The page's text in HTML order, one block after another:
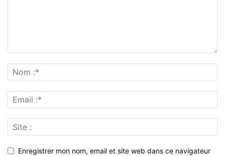
Enregistrer mon nom, email et site web dans ce navigateur